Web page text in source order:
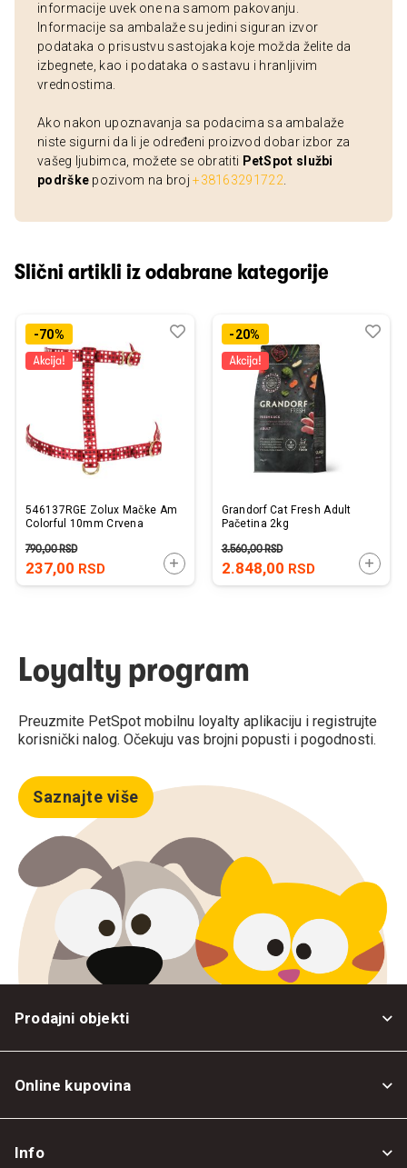
informacije uvek one na samom pakovanju.
Informacije sa ambalaže su jedini siguran izvor
podataka o prisustvu sastojaka koje možda želite da
izbegnete, kao i podataka o sastavu i hranljivim
vrednostima.
Ako nakon upoznavanja sa podacima sa ambalaže
niste sigurni da li je određeni proizvod dobar izbor za
vašeg ljubimca, možete se obratiti PetSpot službi
podrške pozivom na broj+38163291722
Slični artikli iz odabrane kategorije
-70%
546137RGE Zolux Mačke Am
Colorful 10mm Crvena
237,00 RSD
790,00RSD
DODAJTE U KORPU
Dodaj
Uporedi-20%
Grandorf Cat Fresh Adult
Pačetina 2kg
2.848,00 RSD
3.560,00RSD
Loyalty program
Preuzmite PetSpot mobilnu loyalty aplikaciju i registrujte
korisnički nalog. Očekuju vas brojni popusti i pogodnosti.
Saznajte više
Prodajni objekti
Online kupovina
Info